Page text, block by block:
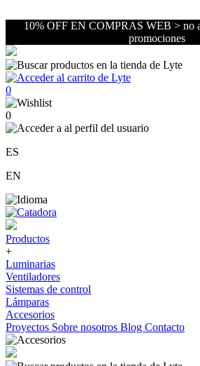
10% OFF EN COMPRAS WEB > no
promociones
0
0
ES
EN
Productos
+
Luminarias
Ventiladores
Sistemas de control
Lámparas
Accesorios
Proyectos Sobre nosotros Blog Contacto